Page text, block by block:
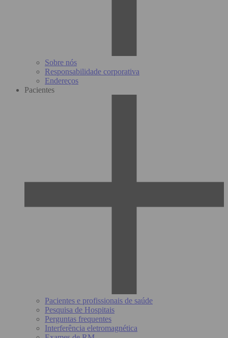
Sobre nós
Responsabilidade corporativa
Endereços
Pacientes
Pacientes e profissionais de saúde
Pesquisa de Hospitais
Perguntas frequentes
Interferência eletromagnética